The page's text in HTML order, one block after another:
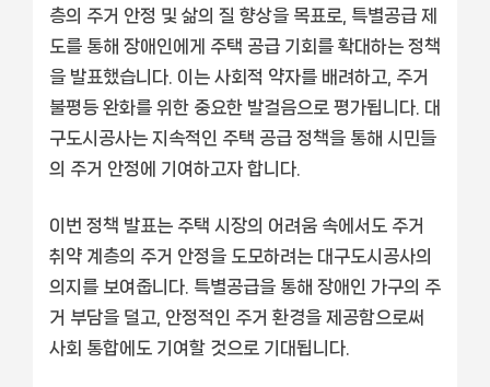
층의 주거 안정 및 삶의 질 향상을 목표로, 특별공급 제
도를 통해 장애인에게 주택 공급 기회를 확대하는 정책
을 발표했습니다. 이는 사회적 약자를 배려하고, 주거
불평등 완화를 위한 중요한 발걸음으로 평가됩니다. 대
구도시공사는 지속적인 주택 공급 정책을 통해 시민들
의 주거 안정에 기여하고자 합니다.
이번 정책 발표는 주택 시장의 어려움 속에서도 주거
취약 계층의 주거 안정을 도모하려는 대구도시공사의
의지를 보여줍니다. 특별공급을 통해 장애인 가구의 주
거 부담을 덜고, 안정적인 주거 환경을 제공함으로써
사회 통합에도 기여할 것으로 기대됩니다.